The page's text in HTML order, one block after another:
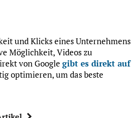
und Klicks eines Unternehmens
Möglichkeit, Videos zu
von Google gibt es direkt auf
optimieren, um das beste